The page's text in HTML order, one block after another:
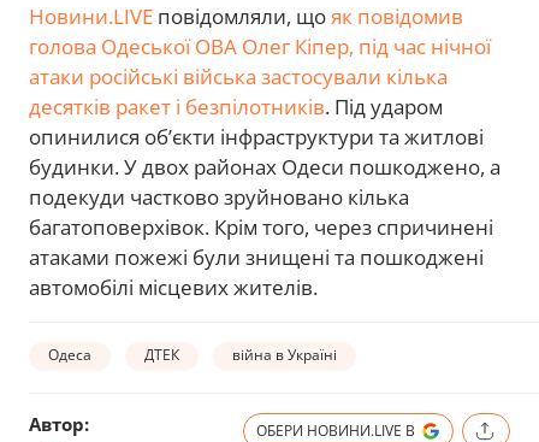
Новини.LIVE повідомляли, щояк повідомив
голова Одеської ОВА Олег Кіпер, під час нічної
атаки російські війська застосували кілька
десятків ракет і безпілотників. Під ударом
опинилися об’єкти інфраструктури та житлові
будинки. У двох районах Одеси пошкоджено, а
подекуди частково зруйновано кілька
багатоповерхівок. Крім того, через спричинені
атаками пожежі були знищені та пошкоджені
автомобілі місцевих жителів.
Одеса ДТЕК війна в Україні
Автор: ОБЕРИ НОВИНИ.LIVE В